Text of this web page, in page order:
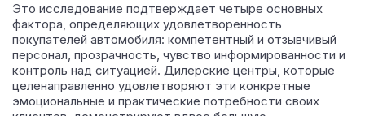
Это исследование подтверждает четыре основных
фактора, определяющих удовлетворенность
покупателей автомобиля: компетентный и отзывчивый
персонал, прозрачность, чувство информированности и
контроль над ситуацией. Дилерские центры, которые
целенаправленно удовлетворяют эти конкретные
эмоциональные и практические потребности своих